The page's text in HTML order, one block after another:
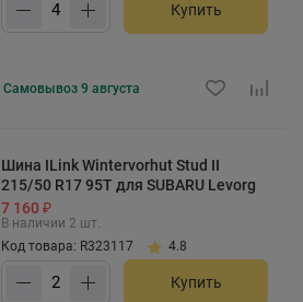
Купить
Самовывоз 9 августа
Шина ILink Wintervorhut Stud II
215/50 R17 95T для SUBARU Levorg
7 160 ₽
В наличии 2 шт.
Код товара: R323117
4.8
Купить